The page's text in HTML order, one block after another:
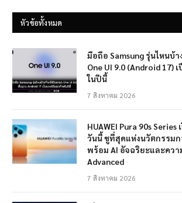
หัวข้อทั้งหมด
มือถือ Samsung รุ่นไหนบ้
One UI 9.0 (Android 17)
ในปีนี้
7 สิงหาคม 2026
HUAWEI Pura 90s
วันนี้ ชูที่สุดแห่งนวัตกรรม
พร้อม AI อัจฉริยะและควา
Advanced
7 สิงหาคม 2026